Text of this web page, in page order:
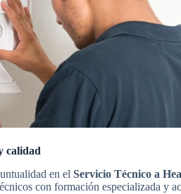
calidad
en el Servicio Técnico a
con formación especializada y